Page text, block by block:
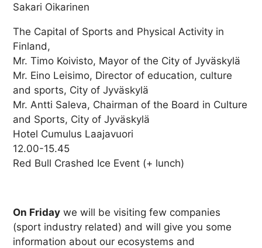
Sakari Oikarinen
The Capital of Sports and Physical Activity in
Finland,
Mr. Timo Koivisto, Mayor of the City of Jyväskylä
Mr. Eino Leisimo, Director of education, culture
and sports, City of Jyväskylä
Mr. Antti Saleva, Chairman of the Board in Culture
and Sports, City of Jyväskylä
Hotel Cumulus Laajavuori
12.00-15.45
Red Bull Crashed Ice Event (+ lunch)
On Friday we will be visiting few companies
(sport industry related) and will give you some
information about our ecosystems and